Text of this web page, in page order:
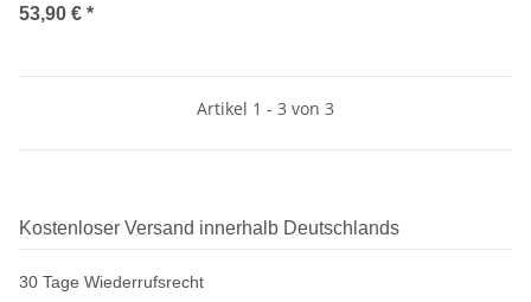
53,90 € *
Artikel 1 - 3 von 3
Kostenloser Versand innerhalb Deutschlands
30 Tage Wiederrufsrecht